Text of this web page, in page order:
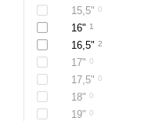
15,5" 0
16" 1
16,5" 2
17" 0
17,5" 0
18" 0
19" 0